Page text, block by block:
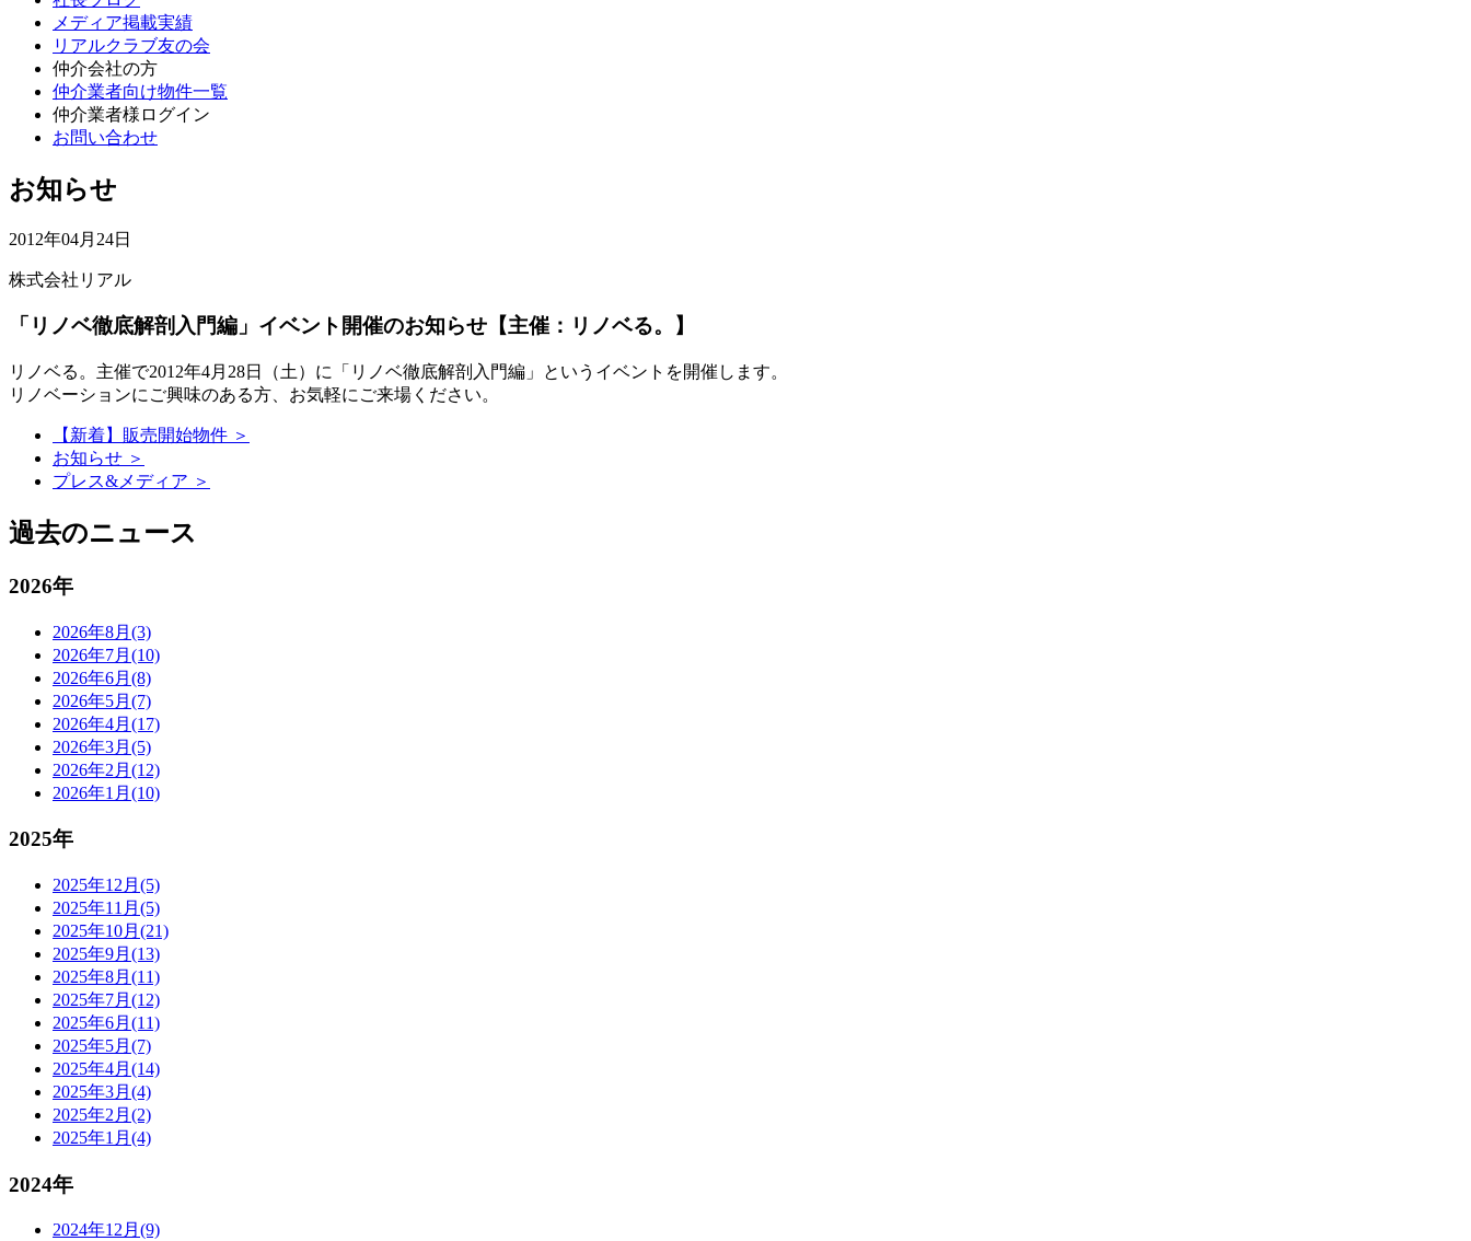
メディア掲載実績
リアルクラブ友の会
仲介会社の方
仲介業者向け物件一覧
仲介業者様ログイン
お問い合わせ
お知らせ
2012年04月24日
株式会社リアル
「リノベ徹底解剖入門編」イベント開催のお知らせ【主催：リノベる。】
リノベる。主催で2012年4月28日（土）に「リノベ徹底解剖入門編」というイベントを開催します。
リノベーションにご興味のある方、お気軽にご来場ください。
【新着】販売開始物件 ＞
お知らせ ＞
プレス&メディア ＞
過去のニュース
2026年
2026年8月(3)
2026年7月(10)
2026年6月(8)
2026年5月(7)
2026年4月(17)
2026年3月(5)
2026年2月(12)
2026年1月(10)
2025年
2025年12月(5)
2025年11月(5)
2025年10月(21)
2025年9月(13)
2025年8月(11)
2025年7月(12)
2025年6月(11)
2025年5月(7)
2025年4月(14)
2025年3月(4)
2025年2月(2)
2025年1月(4)
2024年
2024年12月(9)